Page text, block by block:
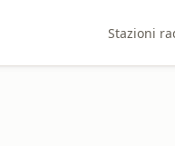
Stazioni